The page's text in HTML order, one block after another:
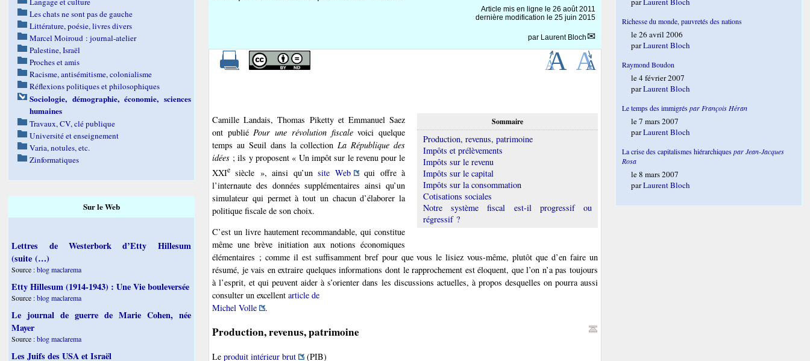
Article mis en ligne le 26 août 2011
dernière modification le 25 juin 2015
par Laurent Bloch
Sommaire
Production, revenus, patrimoine
Impôts et prélèvements
Impôts sur le revenu
Impôts sur le capital
Impôts sur la consommation
Cotisations sociales
Notre système fiscal est-il progressif ou
régressif ?
Camille Landais, Thomas Piketty et Emmanuel Saez
ont publiéPour une révolution fiscalevoici quelque
temps au Seuil dans la collectionLa République des
idées ; ils y proposent « Un impôt sur le revenu pour le
XXIe siècle », ainsi qu’unsite Web
qui offre à
l’internaute des données supplémentaires ainsi qu’un
simulateur qui permet à tout un chacun d’élaborer la
politique fiscale de son choix.
C’est un livre hautement recommandable, qui constitue
même une brève initiation aux notions économiques
élémentaires ; comme il est suffisamment bref pour que vous le lisiez vous-même, plutôt que d’en faire un
résumé, je vais en extraire quelques informations dont le rapprochement est éloquent, que l’on n’a pas toujours
à l’esprit, et qui peuvent aider à s’orienter dans les discussions actuelles, à propos desquelles on pourra aussi
consulter un excellent article de
Michel Volle
.
Production, revenus, patrimoine
Le produit intérieur brut
(PIB)
Les chats ne sont pas de gauche
Littérature, poésie, livres divers
Marcel Moiroud : journal-atelier
Palestine, Israël
Proches et amis
Racisme, antisémitisme, colonialisme
Réflexions politiques et philosophiques
Sociologie, démographie, économie, sciences
humaines
Travaux, CV, clé publique
Université et enseignement
Varia, notules, etc.
Zinformatiques
Sur le Web
Lettres de Westerbork d’Etty Hillesum
(suite (…)
Source :blog maclarema
Etty Hillesum (1914-1943) : Une Vie bouleversée
Source :blog maclarema
Le journal de guerre de Marie Cohen, née
Mayer
Source :blog maclarema
Les Juifs des USA et Israël
Richesse du monde, pauvretés des nations
le 26 avril 2006
parLaurent Bloch
Raymond Boudon
le 4 février 2007
parLaurent Bloch
Le temps des immigréspar François Héran
le 7 mars 2007
parLaurent Bloch
La crise des capitalismes hiérarchiquespar Jean-Jacques
Rosa
le 8 mars 2007
parLaurent Bloch